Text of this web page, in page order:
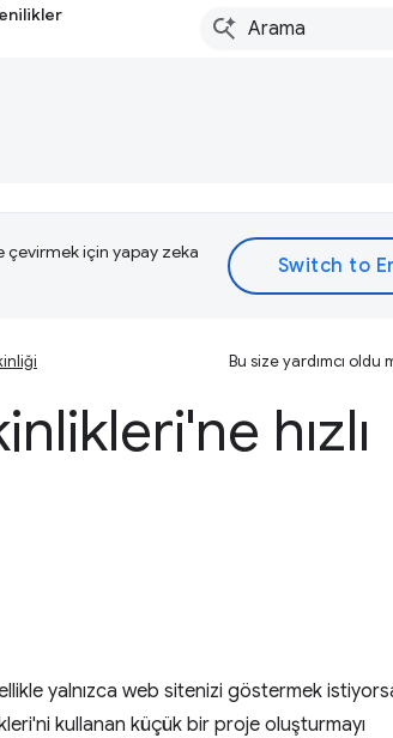
için yapay zeka
Bu size yardımcı oldu
hızlı
yalnızca web sitenizi göstermek
kullanan küçük bir proje oluşturmayı